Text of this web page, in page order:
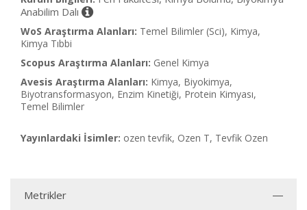
Anabilim Dalı
WoS Araştırma Alanları: Temel Bilimler (Sci), Kimya,
Kimya Tıbbi
Scopus Araştırma Alanları: Genel Kimya
Avesis Araştırma Alanları: Kimya, Biyokimya,
Biyotransformasyon, Enzim Kinetiği, Protein Kimyası,
Temel Bilimler
Yayınlardaki İsimler: ozen tevfik, Ozen T, Tevfik Ozen
Metrikler